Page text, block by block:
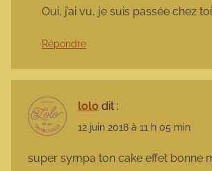
Oui, j’ai vu, je suis passée chez
Répondre
lolo dit :
12 juin 2018 à 11 h 05 min
super sympa ton cake effet bonne